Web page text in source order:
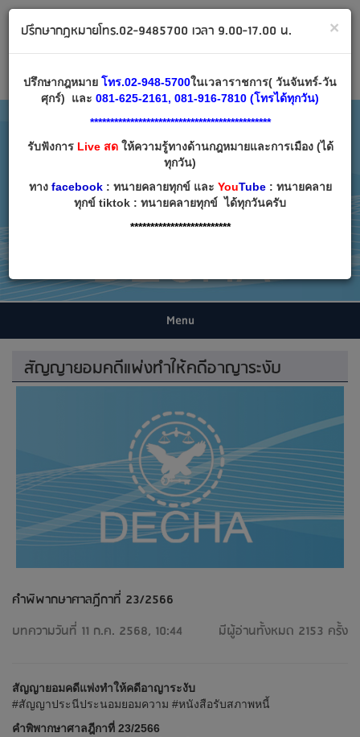
Email:decha007@decha.com
เข้าสู่ระบบ สมัครสมาชิก
Menu
สัญญายอมคดีแพ่งทำให้คดีอาญาระงับ
คำพิพากษาศาลฎีกาที่ 23/2566
บทความวันที่ 11 ก.ค. 2568, 10:44
มีผู้อ่านทั้งหมด 2153 ครั้ง
สัญญายอมคดีแพ่งทำให้คดีอาญาระงับ
#สัญญาประนีประนอมยอมความ #หนังสือรับสภาพหนี้
คำพิพากษาศาลฎีกาที่ 23/2566
×
ปรึกษากฎหมายโทร.02-9485700 เวลา 9.00-17.00 น.
ปรึกษากฎหมาย โทร.02-948-5700ในเวลาราชการ( วันจันทร์-วัน
ศุกร์) และ 081-625-2161, 081-916-7810 (โทรได้ทุกวัน)
*********************************************
รับฟังการLive สดให้ความรู้ทางด้านกฎหมายและการเมือง (ได้
ทุกวัน)
ทาง facebook: ทนายคลายทุกข์ และ YouTube: ทนายคลาย
ทุกข์ tiktok : ทนายคลายทุกข์ ได้ทุกวันครับ
*************************